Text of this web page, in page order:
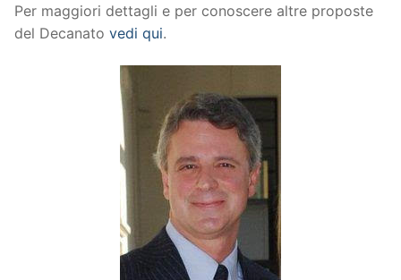
Per maggiori dettagli e per conoscere altre proposte
del Decanato vedi qui.